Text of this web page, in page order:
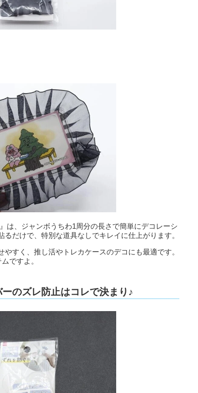
は、ジャンボうちわ1周分の長さで簡単にデコレーシ
だけで、特別な道具なしでキレイに仕上がります。
すく、推し活やトレカケースのデコにも最適です。
ですよ。
のズレ防止はコレで決まり♪